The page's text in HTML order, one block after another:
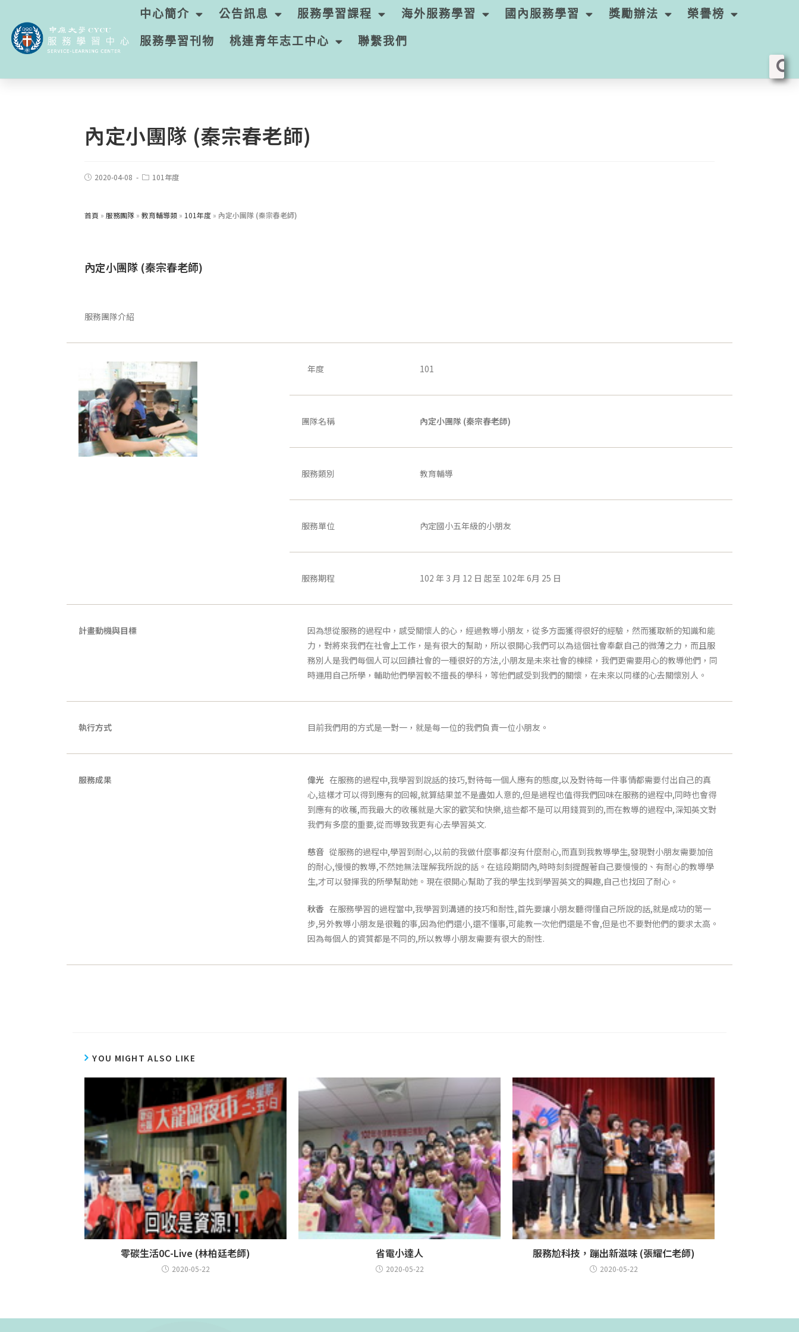
中心簡介 公告訊息 服務學習課程 海外服務學習 國內服務學習 獎勵辦法
榮譽榜
服務學習刊物
桃連青年志工中心 聯繫我們
內定小團隊 (秦宗春老師)
2020-04-08 101年度
首頁 » 服務團隊 » 教育輔導類 » 101年度 » 內定小團隊 (秦宗春老師)
內定小團隊 (秦宗春老師)
服務團隊介紹
年度 101
團隊名稱 內定小團隊 (秦宗春老師)
服務類別 教育輔導
服務單位 內定國小五年級的小朋友
服務期程 102 年 3 月 12 日 起至 102年 6月 25 日
計畫動機與目標
因為想從服務的過程中，感受關懷人的心，經過教導小朋友，從多方面獲得很好的經驗，然而獲取新的知識和能
力，對將來我們在社會上工作，是有很大的幫助，所以很開心我們可以為這個社會奉獻自己的微薄之力，而且服
務別人是我們每個人可以回饋社會的一種很好的方法,小朋友是未來社會的棟樑，我們更需要用心的教導他們，同
時運用自己所學，輔助他們學習較不擅長的學科，等他們感受到我們的關懷，在未來以同樣的心去關懷別人。
執行方式 目前我們用的方式是一對一，就是每一位的我們負責一位小朋友。
服務成果 偉光 在服務的過程中,我學習到說話的技巧,對待每一個人應有的態度,以及對待每一件事情都需要付出自己的真
心,這樣才可以得到應有的回報,就算結果並不是盡如人意的,但是過程也值得我們回味在服務的過程中,同時也會得
到應有的收穫,而我最大的收穫就是大家的歡笑和快樂,這些都不是可以用錢買到的,而在教導的過程中,深知英文對
我們有多麼的重要,從而導致我更有心去學習英文.
慈音 從服務的過程中,學習到耐心,以前的我做什麼事都沒有什麼耐心,而直到我教導學生,發現對小朋友需要加倍
的耐心,慢慢的教導,不然她無法理解我所說的話。在這段期間內,時時刻刻提醒著自己要慢慢的、有耐心的教導學
生,才可以發揮我的所學幫助她。現在很開心幫助了我的學生找到學習英文的興趣,自己也找回了耐心。
秋香 在服務學習的過程當中,我學習到溝通的技巧和耐性,首先要讓小朋友聽得懂自己所說的話,就是成功的第一
步,另外教導小朋友是很難的事,因為他們還小,還不懂事,可能教一次他們還是不會,但是也不要對他們的要求太高。
因為每個人的資質都是不同的,所以教導小朋友需要有很大的耐性.
YOU MIGHT ALSO LIKE
零碳生活0C-Live (林柏廷老師)
2020-05-22
省電小達人
2020-05-22
服務尬科技，蹦出新滋味 (張耀仁老師)
2020-05-22